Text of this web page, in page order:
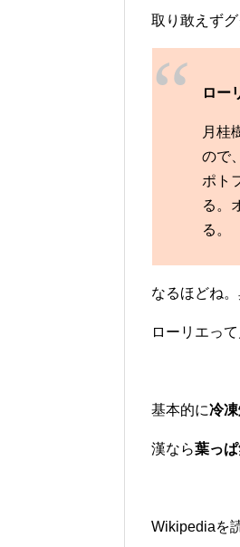
取り敢えずグ
ロー
月桂
ので
ポト
る。
る。
なるほどね。
ローリエっ
基本的に冷
漢なら葉っぱ
Wikipediaを